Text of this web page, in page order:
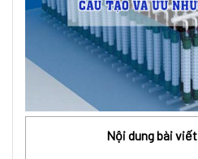
Nội dung bài viết